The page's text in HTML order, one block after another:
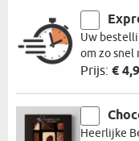
Uw
om zo snel
Prijs: €
Heerlijke